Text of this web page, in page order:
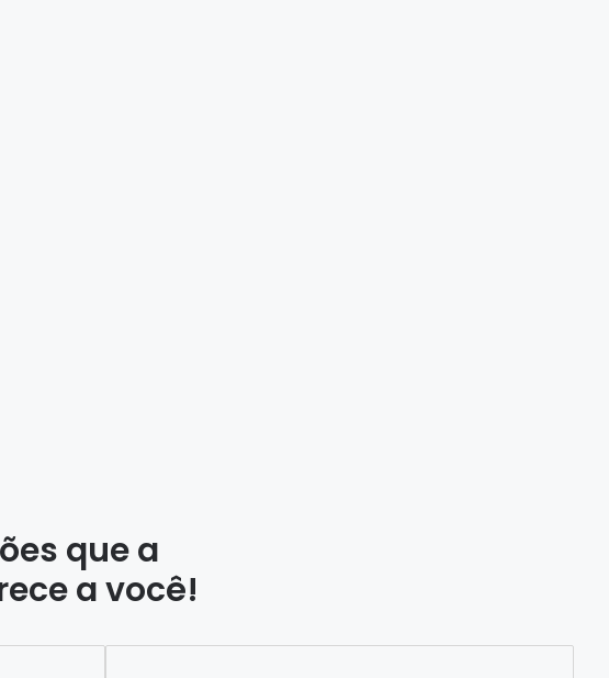
que a
a você!